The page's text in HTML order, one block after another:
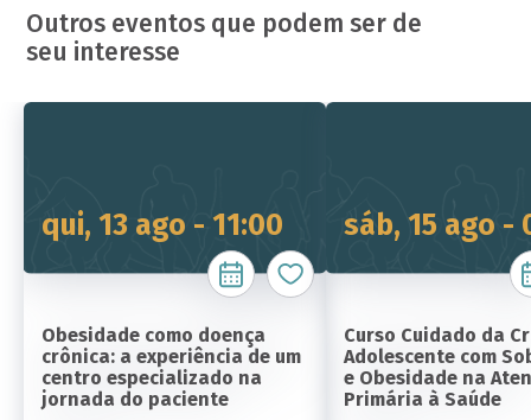
Outros eventos que podem ser de
seu interesse
qui, 13 ago - 11:00
Obesidade como doença
crônica: a experiência de um
centro especializado na
jornada do paciente
sáb, 15 ago -
Curso Cuidado da
Adolescente com
e Obesidade na
Primária à Saúde